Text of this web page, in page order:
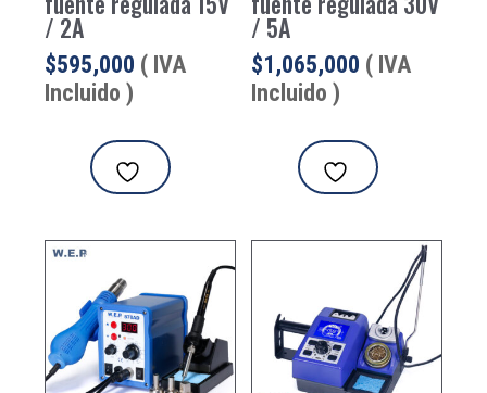
/ 2A
$595,000 ( IVA
Incluido )
/ 5A
$1,065,000 ( IVA
Incluido )